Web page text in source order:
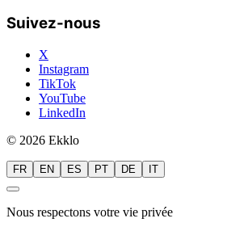
Suivez-nous
X
Instagram
TikTok
YouTube
LinkedIn
© 2026 Ekklo
FR EN ES PT DE IT
Nous respectons votre vie privée